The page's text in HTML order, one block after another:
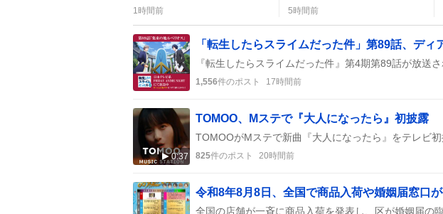
1時間前
5時間前
1,556件のポスト 17時間前
0:37 825件のポスト 20時間前